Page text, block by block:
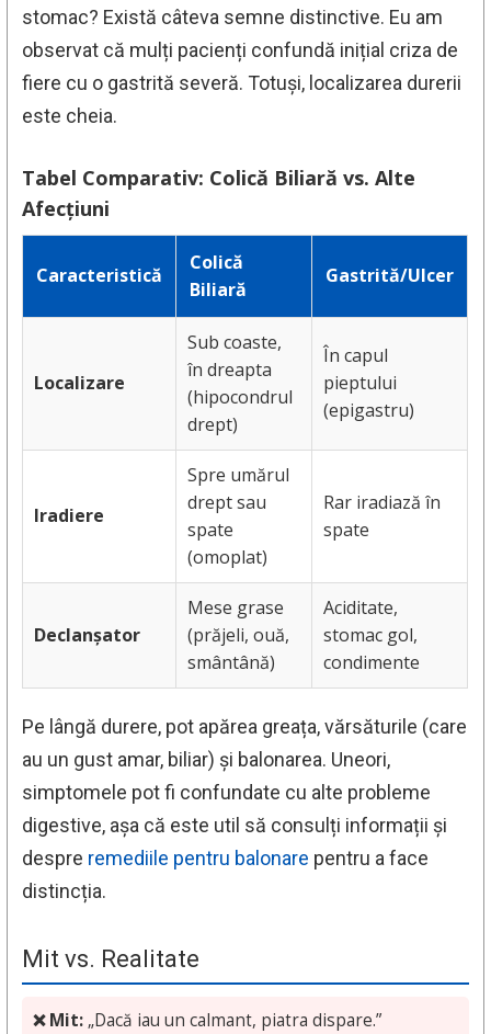
stomac? Există câteva semne distinctive. Eu am
observat că mulți pacienți confundă inițial criza de
fiere cu o gastrită severă. Totuși, localizarea durerii
este cheia.
Tabel Comparativ: Colică Biliară vs. Alte
Afecțiuni
Caracteristică
Colică
Biliară
Gastrită/Ulcer
Localizare
Sub coaste,
în dreapta
(hipocondrul
drept)
În capul
pieptului
(epigastru)
Iradiere
Spre umărul
drept sau
spate
(omoplat)
Rar iradiază în
spate
Declanșator
Mese grase
(prăjeli, ouă,
smântână)
Aciditate,
stomac gol,
condimente
Pe lângă durere, pot apărea greața, vărsăturile (care
au un gust amar, biliar) și balonarea. Uneori,
simptomele pot fi confundate cu alte probleme
digestive, așa că este util să consulți informații și
despre remediile pentru balonare pentru a face
distincția.
Mit vs. Realitate
❌ Mit: „Dacă iau un calmant, piatra dispare.”